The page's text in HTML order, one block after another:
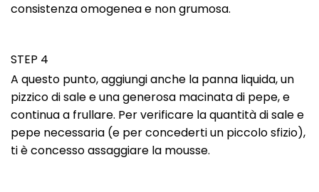
consistenza omogenea e non grumosa.
STEP 4
A questo punto, aggiungi anche la panna liquida, un
pizzico di sale e una generosa macinata di pepe, e
continua a frullare. Per verificare la quantità di sale e
pepe necessaria (e per concederti un piccolo sfizio),
ti è concesso assaggiare la mousse.